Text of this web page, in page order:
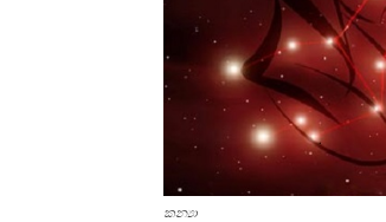
කන්‍යා